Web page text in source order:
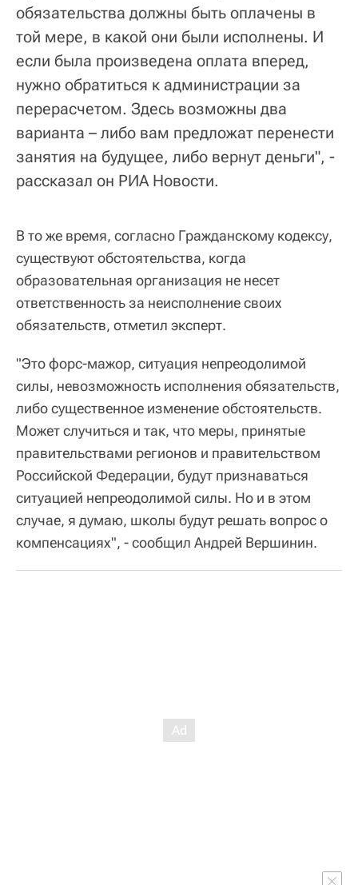
обязательства должны быть оплачены в
той мере, в какой они были исполнены. И
если была произведена оплата вперед,
нужно обратиться к администрации за
перерасчетом. Здесь возможны два
варианта – либо вам предложат перенести
занятия на будущее, либо вернут деньги", -
рассказал он РИА Новости.
В то же время, согласно Гражданскому кодексу,
существуют обстоятельства, когда
образовательная организация не несет
ответственность за неисполнение своих
обязательств, отметил эксперт.
"Это форс-мажор, ситуация непреодолимой
силы, невозможность исполнения обязательств,
либо существенное изменение обстоятельств.
Может случиться и так, что меры, принятые
правительствами регионов и правительством
Российской Федерации, будут признаваться
ситуацией непреодолимой силы. Но и в этом
случае, я думаю, школы будут решать вопрос о
компенсациях", - сообщил Андрей Вершинин.